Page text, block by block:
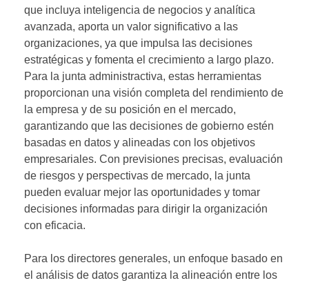
que incluya inteligencia de negocios y analítica
avanzada, aporta un valor significativo a las
organizaciones, ya que impulsa las decisiones
estratégicas y fomenta el crecimiento a largo plazo.
Para la junta administractiva, estas herramientas
proporcionan una visión completa del rendimiento de
la empresa y de su posición en el mercado,
garantizando que las decisiones de gobierno estén
basadas en datos y alineadas con los objetivos
empresariales. Con previsiones precisas, evaluación
de riesgos y perspectivas de mercado, la junta
pueden evaluar mejor las oportunidades y tomar
decisiones informadas para dirigir la organización
con eficacia.
Para los directores generales, un enfoque basado en
el análisis de datos garantiza la alineación entre los